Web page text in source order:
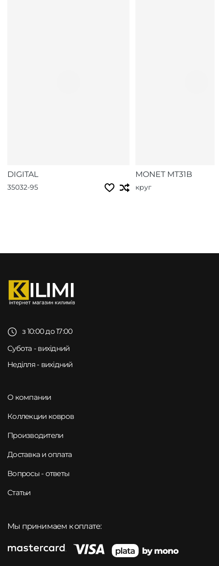
DIGITAL
35032-95
MONET MT31B
круг
з 10:00 до 17:00
Субота - вихідний
Неділля - вихідний
О компании
Коллекции ковров
Производители
Доставка и оплата
Вопросы - ответы
Статьи
Мы принимаем к оплате: